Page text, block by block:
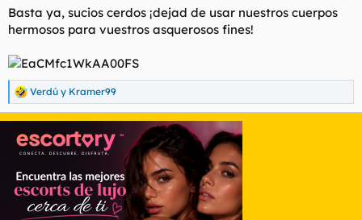
:
Basta ya, sucios cerdos ¡dejad de usar nuestros cuerpos
hermosos para vuestros asquerosos fines!
R
e
a
c
c
o
n
e
Verdú y Kramer99